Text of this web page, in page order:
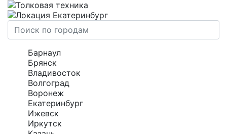
Екатеринбург
Барнаул
Брянск
Владивосток
Волгоград
Воронеж
Екатеринбург
Ижевск
Иркутск